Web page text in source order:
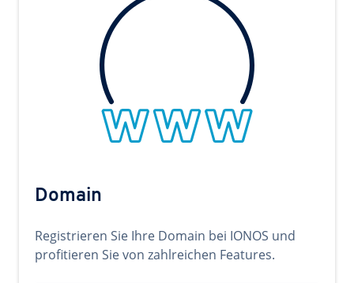
Domain
Registrieren Sie Ihre Domain bei IONOS und
profitieren Sie von zahlreichen Features.